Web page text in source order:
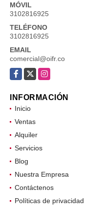
MÓVIL
3102816925
TELÉFONO
3102816925
EMAIL
comercial@oifr.co
Facebook
X Instagram
INFORMACIÓN
Inicio
Ventas
Alquiler
Servicios
Blog
Nuestra Empresa
Contáctenos
Políticas de privacidad